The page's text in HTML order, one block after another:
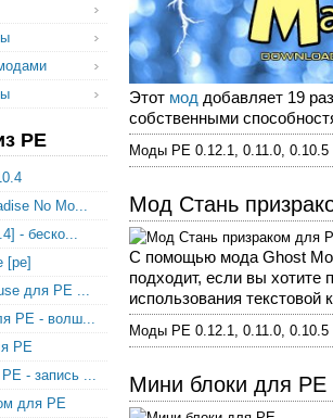
PE
No Mo...
- беско...
[pe]
для PE ...
PE - волш...
PE
- запись ...
для PE
Этот мод добавляет 19
собственными
Моды PE 0.12.1, 0.11.0, 0.10.5
Мод Стань
С помощью мода Ghost
подходит, если вы хотите
использования текстовой
Моды PE 0.12.1, 0.11.0, 0.10.5
Мини блоки для PE